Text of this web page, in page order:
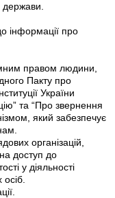
держави.
інформації про
правом людини,
Пакту про
України
та “Про звернення
який забезпечує
організацій,
доступ до
у діяльності